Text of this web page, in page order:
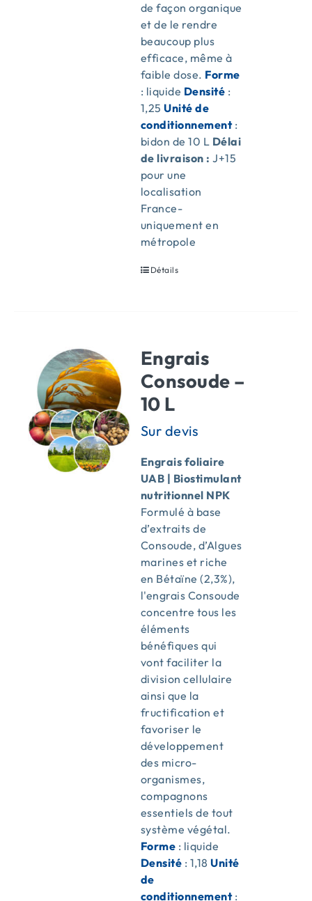
de façon organique
et de le rendre
beaucoup plus
efficace, même à
faible dose. Forme
: liquide Densité :
1,25Unité de
conditionnement:
bidon de 10 L Délai
de livraison : J+15
pour une
localisation
France-
uniquement en
métropole
Détails
Engrais
Consoude –
10 L
Engrais foliaire
UAB | Biostimulant
nutritionnel NPK
Formulé à base
d’extraits de
Consoude, d’Algues
marines et riche
en Bétaïne (2,3%),
l'engrais Consoude
concentre tous les
éléments
bénéfiques qui
vont faciliter la
division cellulaire
ainsi que la
fructification et
favoriser le
développement
des micro-
organismes,
compagnons
essentiels de tout
système végétal.
Forme : liquide
Densité : 1,18Unité
de
conditionnement: